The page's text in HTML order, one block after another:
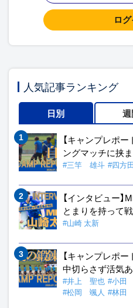
ロ
人気記事ランキング
日別
【キャンプレポ
ングマッチに挟
#三竿 雄斗 #四方
【インタビュー】
とまりを持って
#山崎 太新
【キャンプレポ
中切らさず活気
#井上 聖也 #小田
#松岡 颯人 #林田